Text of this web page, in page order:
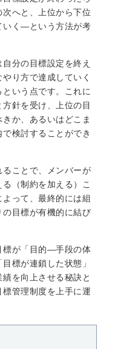
へと、上位から下位
いく—という方法が考
分の目標設定を終え
り方で達成していく
いう点です。これに
針を受け、上位の目
か、あるいはどこま
検討することができ
ことで、メンバーが
（制約を加える）こ
って、最終的には組
目標が有機的に結び
標が「目的—手段の体
標が連鎖した状態」
を向上させる秘訣と
管理制度を上手に運